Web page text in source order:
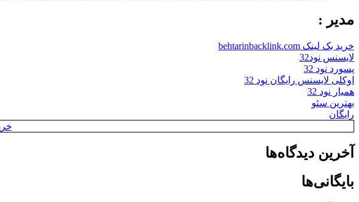
مدیر :
خرید بک لینک behtarinbacklink.com
لایسنس نود32
پسورد نود 32
اوکلی لایسنس رایگان نود 32
همیار نود 32
بهترین سئو
رایگان
آخرین دیدگاه‌ها
بایگانی‌ها